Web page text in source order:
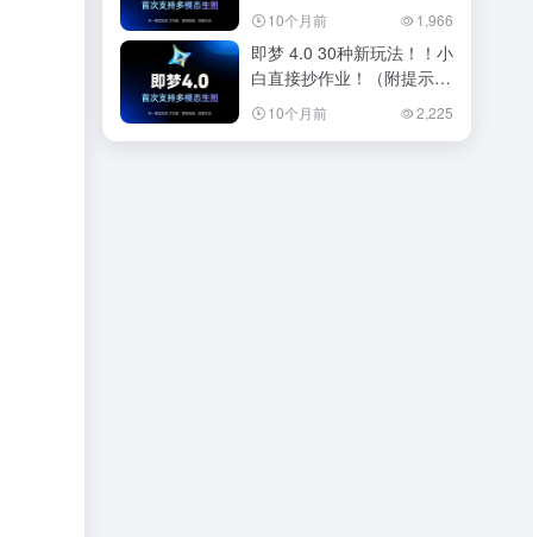
10个月前 1,966
即梦 4.0 30种新玩法！！小
白直接抄作业！（附提示
词）10个月前 2,225